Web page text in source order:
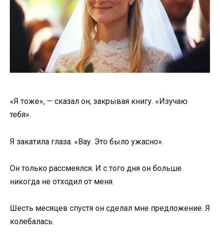
«Я тоже», — сказал он, закрывая книгу. «Изучаю
тебя».
Я закатила глаза. «Вау. Это было ужасно».
Он только рассмеялся. И с того дня он больше
никогда не отходил от меня.
Шесть месяцев спустя он сделал мне предложение. Я
колебалась.